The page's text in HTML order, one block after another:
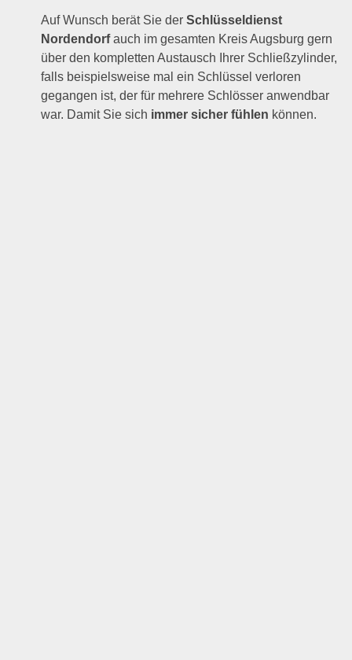
Auf Wunsch berät Sie derSchlüsseldienst
Nordendorfauch im gesamten Kreis Augsburg gern
über den kompletten Austausch Ihrer Schließzylinder,
falls beispielsweise mal ein Schlüssel verloren
gegangen ist, der für mehrere Schlösser anwendbar
war. Damit Sie sich immer sicher fühlen können.